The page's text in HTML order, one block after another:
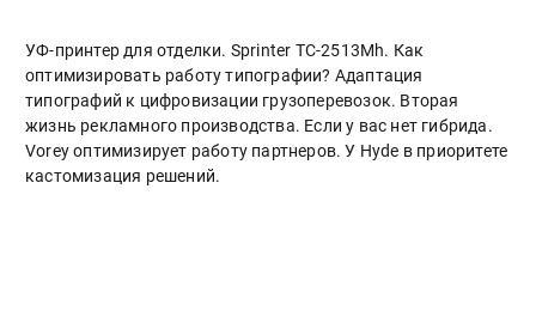
УФ-принтер для отделки. Sprinter ТС-2513Mh. Как
оптимизировать работу типографии? Адаптация
типографий к цифровизации грузоперевозок. Вторая
жизнь рекламного производства. Если у вас нет гибрида.
Vorey оптимизирует работу партнеров. У Hyde в приоритете
кастомизация решений.